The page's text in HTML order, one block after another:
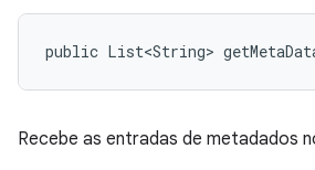
public List<String>
Recebe as entradas de metadados